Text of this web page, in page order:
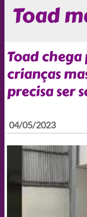
Toad
Toad
crianças
precisa ser
04/05/2023